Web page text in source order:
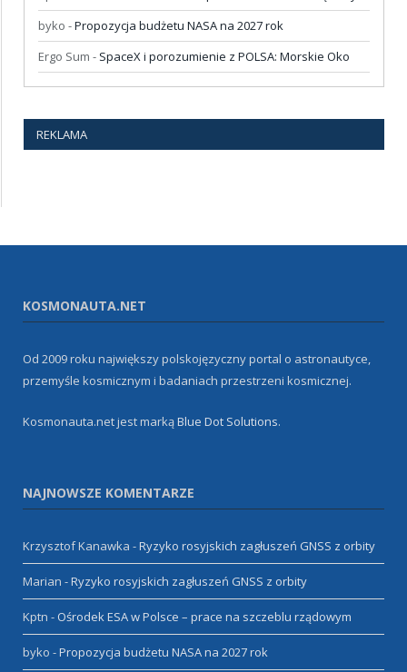
byko -Propozycja budżetu NASA na 2027 rok
Ergo Sum - SpaceX i porozumienie z POLSA: Morskie Oko
REKLAMA
KOSMONAUTA.NET
Od 2009 roku największy polskojęzyczny portal o astronautyce,
przemyśle kosmicznym i badaniach przestrzeni kosmicznej.
Kosmonauta.net jest markąBlue Dot Solutions.
NAJNOWSZE KOMENTARZE
Krzysztof Kanawka -Ryzyko rosyjskich zagłuszeń GNSS z orbity
Marian -Ryzyko rosyjskich zagłuszeń GNSS z orbity
Kptn - Ośrodek ESA w Polsce – prace na szczeblu rządowym
byko -Propozycja budżetu NASA na 2027 rok